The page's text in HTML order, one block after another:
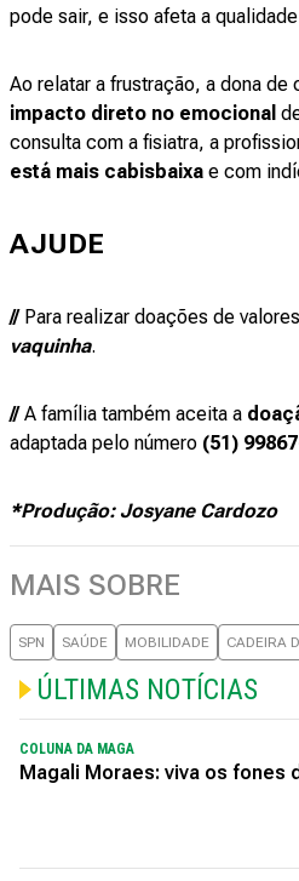
pode sair, e isso afeta a
Ao relatar a frustração, a dona de
impacto direto no emocional
consulta com a fisiatra, a
está mais cabisbaixa e com
AJUDE
//Para realizar doações de
vaquinha.
//A família também aceita a
adaptada pelo número (51)
*Produção: Josyane Cardozo
MAIS SOBRE
SPN SAÚDE MOBILIDADE CADEIRA
ÚLTIMAS NOTÍCIAS
COLUNA DA MAGA
Magali Moraes: viva os fones